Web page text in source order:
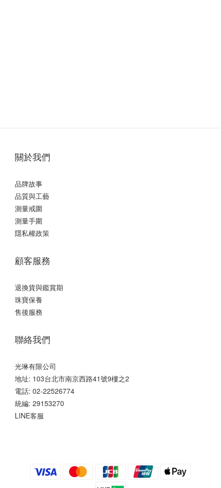
關於我們
品牌故事
品質與工藝
測量戒圍
測量手圍
隱私權政策
顧客服務
退換貨與鑑賞期
珠寶保養
售後服務
聯絡我們
光琳有限公司
地址: 103台北市南京西路41號9樓之2
電話: 02-22526774
統編: 29153270
LINE客服